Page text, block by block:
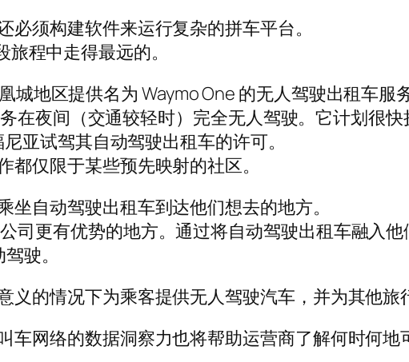
须构建软件来运行复杂的拼车平台。
程中走得最远的。
城地区提供名为 Waymo One 的无人驾驶出租车服
在夜间（交通较轻时）完全无人驾驶。它计划很快
亚试驾其自动驾驶出租车的许可。
仅限于某些预先映射的社区。
自动驾驶出租车到达他们想去的地方。
司更有优势的地方。通过将自动驾驶出租车融入
驶。
的情况下为乘客提供无人驾驶汽车，并为其他旅
车网络的数据洞察力也将帮助运营商了解何时何